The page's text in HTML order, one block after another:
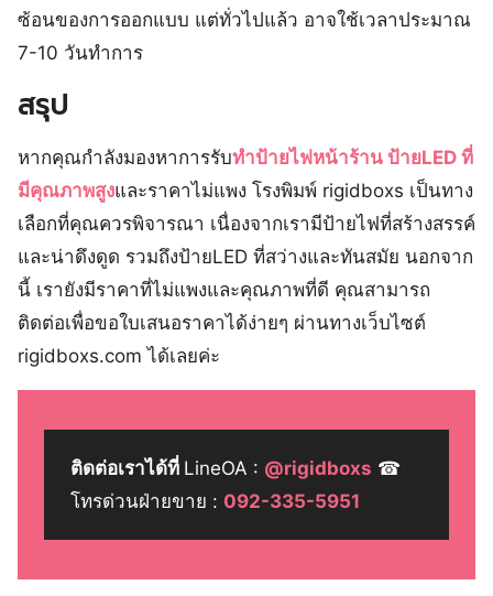
ซ้อนของการออกแบบ แต่ทั่วไปแล้ว อาจใช้เวลาประมาณ
7-10 วันทำการ
สรุป
หากคุณกำลังมองหาการรับทำป้ายไฟหน้าร้าน ป้ายLED ที่
มีคุณภาพสูงและราคาไม่แพง โรงพิมพ์ rigidboxs เป็นทาง
เลือกที่คุณควรพิจารณา เนื่องจากเรามีป้ายไฟที่สร้างสรรค์
และน่าดึงดูด รวมถึงป้ายLED ที่สว่างและทันสมัย นอกจาก
นี้ เรายังมีราคาที่ไม่แพงและคุณภาพที่ดี คุณสามารถ
ติดต่อเพื่อขอใบเสนอราคาได้ง่ายๆ ผ่านทางเว็บไซต์
rigidboxs.com ได้เลยค่ะ
ติดต่อเราได้ที่ LineOA : @rigidboxs ☎
โทรด่วนฝ่ายขาย : 092-335-5951